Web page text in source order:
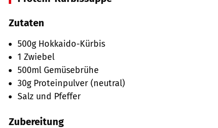
Zutaten
500g Hokkaido-Kürbis
1 Zwiebel
500ml Gemüsebrühe
30g Proteinpulver (neutral)
Salz und Pfeffer
Zubereitung